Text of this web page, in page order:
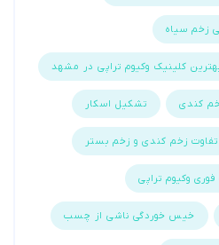
زخم سیاه
کلینیک وکیوم تراپی در مشهد
تشکیل اسکار
زخم کندی و زخم بستر
وکیوم تراپی
خیس خوردگی ناشی از چسب